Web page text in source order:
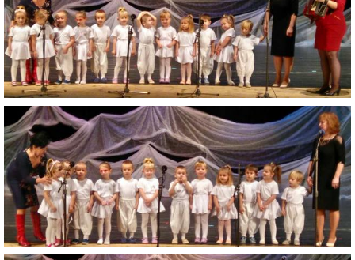
ORGANIZÁCIA DŇA
TLAČIVÁ
ŠKOLSKÝ ČASOPIS KUKUČKA
JEDÁLNY LÍSTOK
RECEPTY